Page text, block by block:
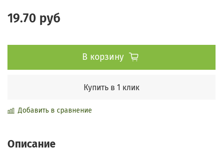
19.70 руб
В корзину
Купить в 1 клик
Добавить в сравнение
Описание